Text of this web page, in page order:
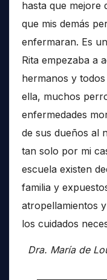
hasta que mejore
que mis demás
enfermaran. Es
Rita empezaba a
hermanos y
ella, muchos
enfermedades
de sus dueños al
tan solo por mi
escuela existen
familia y
atropellamientos
los cuidados
Dra. María de